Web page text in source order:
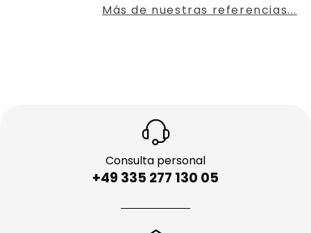
Más de nuestras referencias...
Consulta personal
+49 335 277 130 05